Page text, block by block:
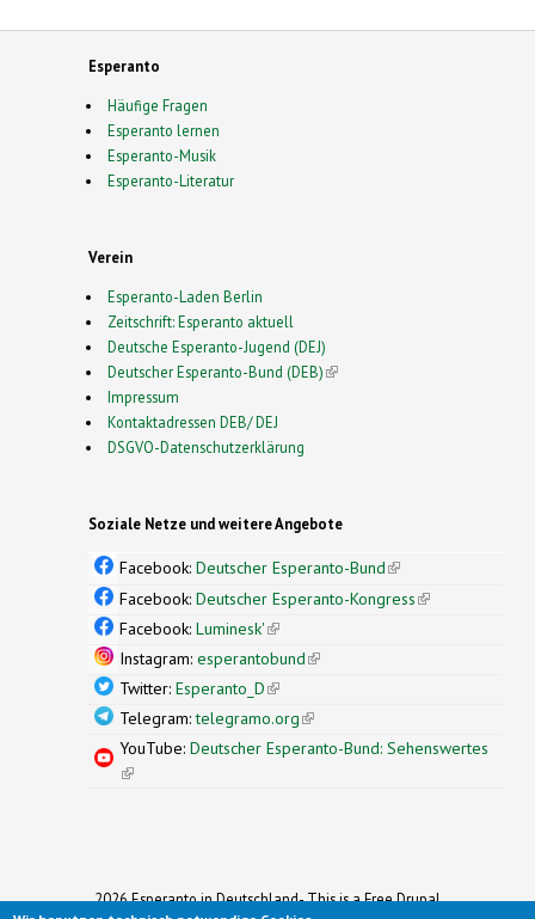
Esperanto
Häufige Fragen
Esperanto lernen
Esperanto-Musik
Esperanto-Literatur
Verein
Esperanto-Laden Berlin
Zeitschrift: Esperanto aktuell
Deutsche Esperanto-Jugend (DEJ)
Deutscher Esperanto-Bund (DEB)(link is external)
Impressum
Kontaktadressen DEB/ DEJ
DSGVO-Datenschutzerklärung
Soziale Netze und weitere Angebote
Facebook: Deutscher Esperanto-Bund(link is
external)
Facebook: Deutscher Esperanto-Kongress(link is
Facebook: Luminesk'(link is external)
Instagram: esperantobund(link is external)
Twitter: Esperanto_D(link is external)
Telegram:telegramo.org(link is external)
YouTube: Deutscher Esperanto-Bund: Sehenswertes
(link is external)
2026 Esperanto in Deutschland- This is a Free Drupal